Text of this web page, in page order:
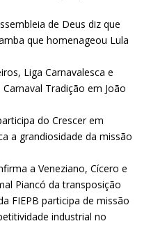
de Deus diz que
que homenageou Lula
Liga Carnavalesca e
Tradição em João
do Crescer em
a grandiosidade da missão
a Veneziano, Cícero e
Piancó da transposição
FIEPB participa de missão
industrial no